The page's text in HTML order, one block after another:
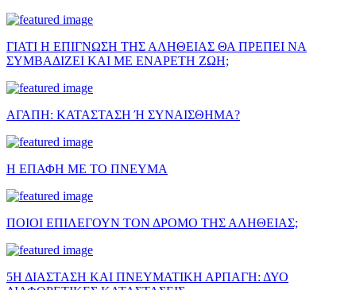
ΓΙΑΤΙ Η ΕΠΙΓΝΩΣΗ ΤΗΣ ΑΛΗΘΕΙΑΣ ΘΑ ΠΡΕΠΕΙ ΝΑ
ΣΥΜΒΑΔΙΖΕΙ ΚΑΙ ΜΕ ΕΝΑΡΕΤΗ ΖΩΗ;
ΑΓΑΠΗ: ΚΑΤΑΣΤΑΣΗ Ή ΣΥΝΑΙΣΘΗΜΑ?
Η ΕΠΑΦΗ ΜΕ ΤΟ ΠΝΕΥΜΑ
ΠΟΙΟΙ ΕΠΙΛΕΓΟΥΝ ΤΟΝ ΔΡΟΜΟ ΤΗΣ ΑΛΗΘΕΙΑΣ;
5Η ΔΙΑΣΤΑΣΗ ΚΑΙ ΠΝΕΥΜΑΤΙΚΗ ΑΡΠΑΓΗ: ΔΥΟ